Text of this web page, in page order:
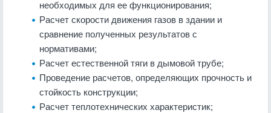
необходимых для ее функционирования;
Расчет скорости движения газов в здании и
сравнение полученных результатов с
нормативами;
Расчет естественной тяги в дымовой трубе;
Проведение расчетов, определяющих прочность и
стойкость конструкции;
Расчет теплотехнических характеристик;